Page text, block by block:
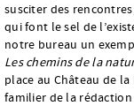
susciter des
qui font le sel de
notre bureau un
Les chemins de la
place au Château de
familier de la